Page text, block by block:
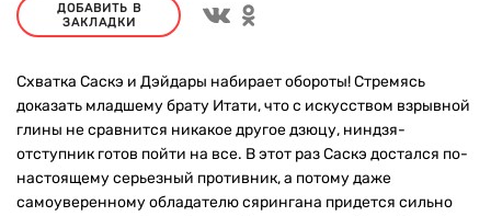
ДОБАВИТЬ В
ЗАКЛАДКИ
Схватка Саскэ и Дэйдары набирает обороты! Стремясь
доказать младшему брату Итати, что с искусством взрывной
глины не сравнится никакое другое дзюцу, ниндзя-
отступник готов пойти на все. В этот раз Саскэ достался по-
настоящему серьезный противник, а потому даже
самоуверенному обладателю сярингана придется сильно